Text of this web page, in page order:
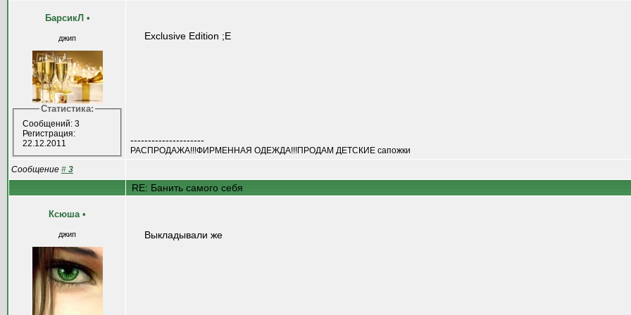
БарсикЛ •
джип
Статистика:
Сообщений: 3
Регистрация:
22.12.2011
Exclusive Edition ;E
---------------------
РАСПРОДАЖА!!!ФИРМЕННАЯ ОДЕЖДА!!!ПРОДАМ ДЕТСКИЕ сапожки
Сообщение # 3
RE: Банить самого себя
Ксюша •
джип Выкладывали же